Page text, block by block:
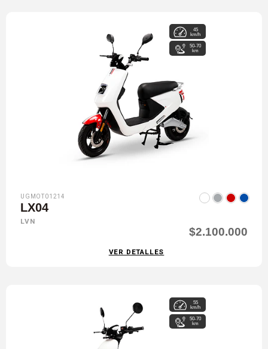
45
km/h
50-70
km
UGMOT01214
LX04
LVN
$2.100.000
VER DETALLES
55
km/h
50-70
km